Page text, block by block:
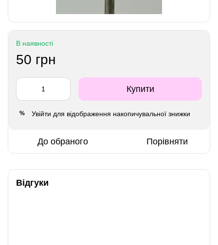
В наявності
50 грн
Купити
% Увійти для відображення накопичувальної знижки
До обраного Порівняти
Відгуки